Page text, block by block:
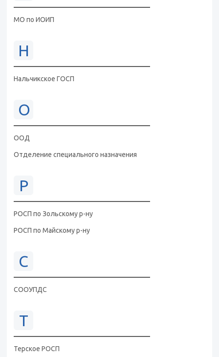
МО по ИОИП
Н
Нальчикское ГОСП
О
ООД
Отделение специального назначения
Р
РОСП по Зольскому р-ну
РОСП по Майскому р-ну
С
СООУПДС
Т
Терское РОСП